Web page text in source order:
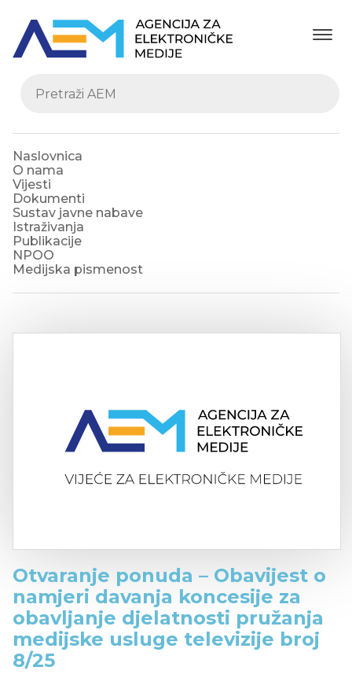
Naslovnica
O nama
Vijesti
Dokumenti
Sustav javne nabave
Istraživanja
Publikacije
NPOO
Medijska pismenost
Otvaranje ponuda – Obavijest o
namjeri davanja koncesije za
obavljanje djelatnosti pružanja
medijske usluge televizije broj
8/25